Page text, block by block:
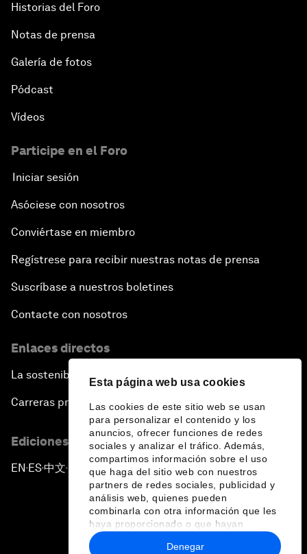
Esta página web usa cookies
Las cookies de este sitio web se usan
para personalizar el contenido y los
anuncios, ofrecer funciones de redes
sociales y analizar el tráfico. Además,
compartimos información sobre el uso
que haga del sitio web con nuestros
partners de redes sociales, publicidad y
análisis web, quienes pueden
combinarla con otra información que les
haya proporcionado o que hayan
recopilado a partir del uso que haya
hecho de sus servicios.
Denegar
Historias del Foro
Notas de prensa
Galería de fotos
Pódcast
Vídeos
Participe en el Foro
Iniciar sesión
Asóciese con nosotros
Conviértase en miembro
Regístrese para recibir nuestras notas de prensa
Suscríbase a nuestros boletines
Contacte con nosotros
Enlaces directos
La sostenibilidad en el Foro
Carreras profesionales
Ediciones en otros idiomas
EN ▪ ES▪中文▪ 日本語